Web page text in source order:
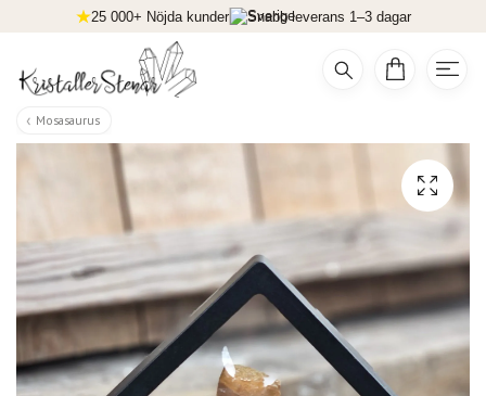
25 000+ Nöjda kunder Snabb leverans 1–3 dagar
Mosasaurus